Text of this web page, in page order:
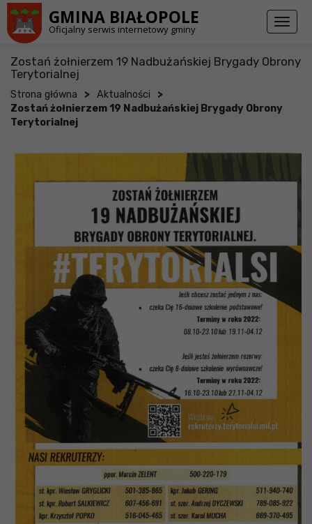
GMINA BIAŁOPOLE
Oficjalny serwis internetowy gminy
Toggle
Zostań żołnierzem 19 Nadbużańskiej Brygady Obrony
Terytorialnej
Strona główna > Aktualności >
Zostań żołnierzem 19 Nadbużańskiej Brygady Obrony
Terytorialnej